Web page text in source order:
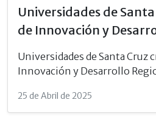
Universidades de
de Innovación y
Universidades de Santa Cruz
Innovación y Desarrollo
25 de Abril de 2025